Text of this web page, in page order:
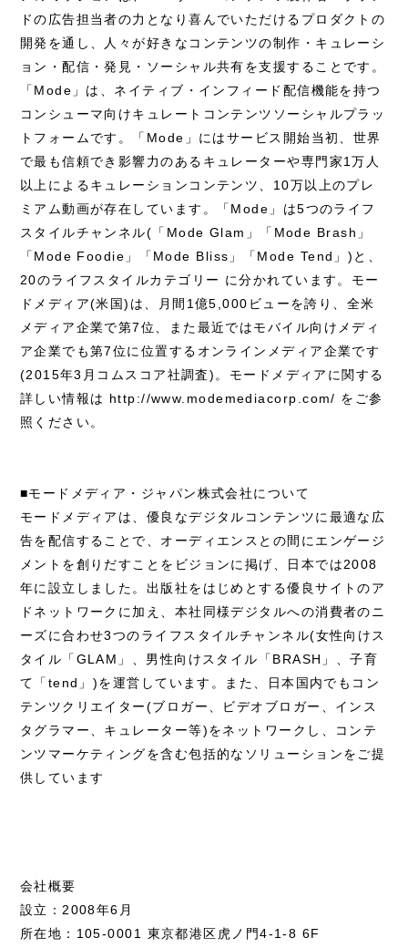
ドの広告担当者の力となり喜んでいただけるプロダクトの
開発を通し、人々が好きなコンテンツの制作・キュレーシ
ョン・配信・発見・ソーシャル共有を支援することです。
「Mode」は、ネイティブ・インフィード配信機能を持つ
コンシューマ向けキュレートコンテンツソーシャルプラッ
トフォームです。「Mode」にはサービス開始当初、世界
で最も信頼でき影響力のあるキュレーターや専門家1万人
以上によるキュレーションコンテンツ、10万以上のプレ
ミアム動画が存在しています。「Mode」は5つのライフ
スタイルチャンネル(「Mode Glam」「Mode Brash」
「Mode Foodie」「Mode Bliss」「Mode Tend」)と、
20のライフスタイルカテゴリー に分かれています。モー
ドメディア(米国)は、月間1億5,000ビューを誇り、全米
メディア企業で第7位、また最近ではモバイル向けメディ
ア企業でも第7位に位置するオンラインメディア企業です
(2015年3月コムスコア社調査)。モードメディアに関する
詳しい情報は http://www.modemediacorp.com/ をご参
照ください。
■モードメディア・ジャパン株式会社について
モードメディアは、優良なデジタルコンテンツに最適な広
告を配信することで、オーディエンスとの間にエンゲージ
メントを創りだすことをビジョンに掲げ、日本では2008
年に設立しました。出版社をはじめとする優良サイトのア
ドネットワークに加え、本社同様デジタルへの消費者のニ
ーズに合わせ3つのライフスタイルチャンネル(女性向けス
タイル「GLAM」、男性向けスタイル「BRASH」、子育
て「tend」)を運営しています。また、日本国内でもコン
テンツクリエイター(ブロガー、ビデオブロガー、インス
タグラマー、キュレーター等)をネットワークし、コンテ
ンツマーケティングを含む包括的なソリューションをご提
供しています
会社概要
設立：2008年6月
所在地：105-0001 東京都港区虎ノ門4-1-8 6F